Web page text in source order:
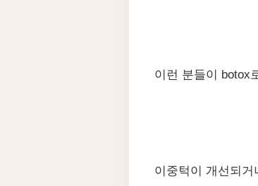
이런 분들이 botox
이중턱이 개선되